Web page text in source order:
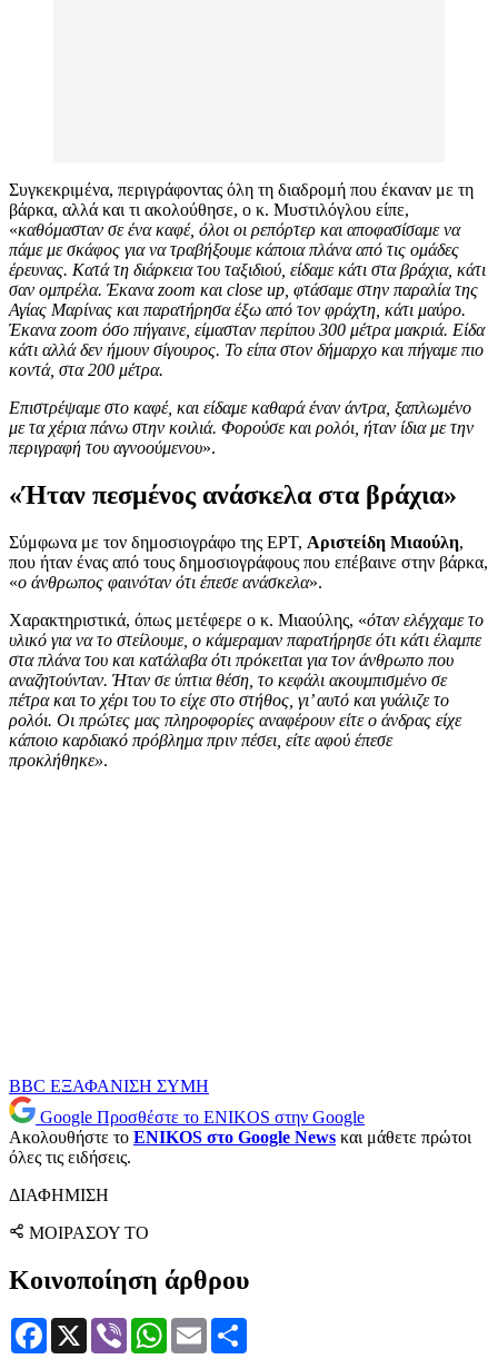
Συγκεκριμένα, περιγράφοντας όλη τη διαδρομή που έκαναν με τη
βάρκα, αλλά και τι ακολούθησε, ο κ. Μυστιλόγλου είπε,
«καθόμασταν σε ένα καφέ, όλοι οι ρεπόρτερ και αποφασίσαμε να
πάμε με σκάφος για να τραβήξουμε κάποια πλάνα από τις ομάδες
έρευνας. Κατά τη διάρκεια του ταξιδιού, είδαμε κάτι στα βράχια, κάτι
σαν ομπρέλα. Έκανα zoom και close up, φτάσαμε στην παραλία της
Αγίας Μαρίνας και παρατήρησα έξω από τον φράχτη, κάτι μαύρο.
Έκανα zoom όσο πήγαινε, είμασταν περίπου 300 μέτρα μακριά. Είδα
κάτι αλλά δεν ήμουν σίγουρος. Το είπα στον δήμαρχο και πήγαμε πιο
κοντά, στα 200 μέτρα.
Επιστρέψαμε στο καφέ, και είδαμε καθαρά έναν άντρα, ξαπλωμένο
με τα χέρια πάνω στην κοιλιά. Φορούσε και ρολόι, ήταν ίδια με την
περιγραφή του αγνοούμενου».
«Ήταν πεσμένος ανάσκελα στα βράχια»
Σύμφωνα με τον δημοσιογράφο της ΕΡΤ, Αριστείδη Μιαούλη,
που ήταν ένας από τους δημοσιογράφους που επέβαινε στην βάρκα,
«ο άνθρωπος φαινόταν ότι έπεσε ανάσκελα».
Χαρακτηριστικά, όπως μετέφερε ο κ. Μιαούλης, «όταν ελέγχαμε το
υλικό για να το στείλουμε, ο κάμεραμαν παρατήρησε ότι κάτι έλαμπε
στα πλάνα του και κατάλαβα ότι πρόκειται για τον άνθρωπο που
αναζητούνταν. Ήταν σε ύπτια θέση, το κεφάλι ακουμπισμένο σε
πέτρα και το χέρι του το είχε στο στήθος, γι’ αυτό και γυάλιζε το
ρολόι. Οι πρώτες μας πληροφορίες αναφέρουν είτε ο άνδρας είχε
κάποιο καρδιακό πρόβλημα πριν πέσει, είτε αφού έπεσε
προκλήθηκε».
BBC ΕΞΑΦΑΝΙΣΗ ΣΥΜΗ
Google Προσθέστε το ENIKOS στην Google
Ακολουθήστε το ENIKOS στο Google News και μάθετε πρώτοι
όλες τις ειδήσεις.
ΔΙΑΦΗΜΙΣΗ
ΜΟΙΡΑΣΟΥ ΤΟ
Κοινοποίηση άρθρου
Facebook
X Viber WhatsApp
Email